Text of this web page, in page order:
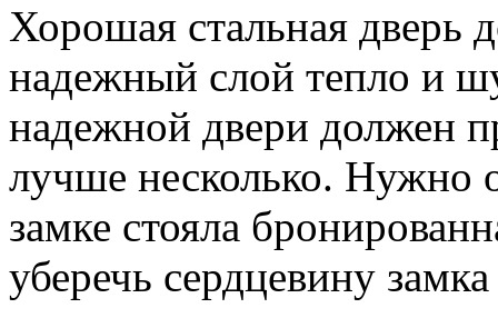
Хорошая стальная дверь
надежный слой тепло и
надежной двери должен
лучше несколько. Нужно
замке стояла
уберечь сердцевину